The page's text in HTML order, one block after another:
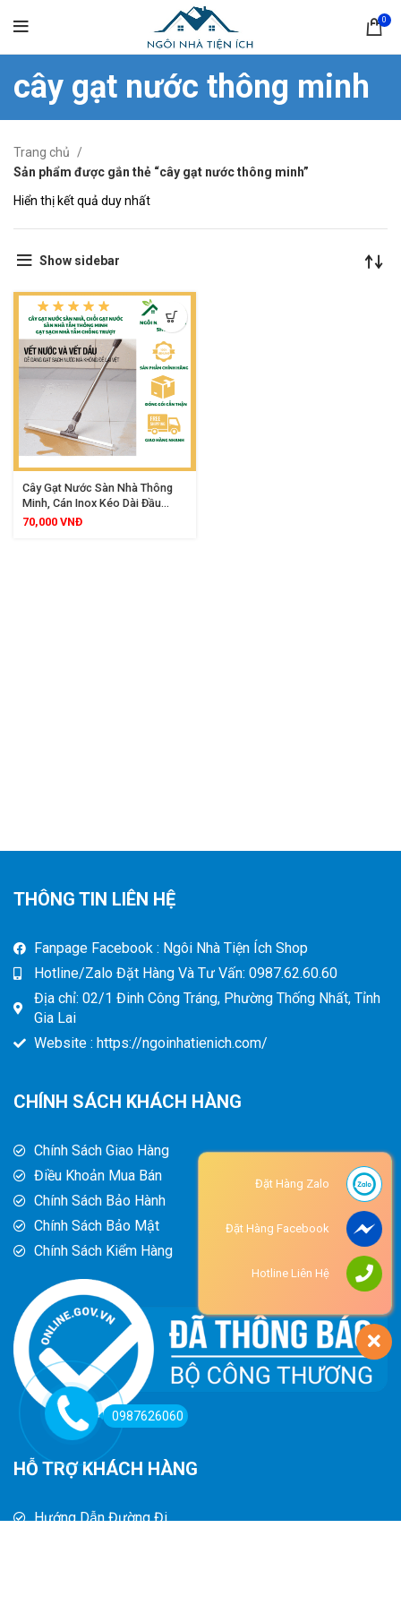
0
cây gạt nước thông minh
Trang chủ
Sản phẩm được gắn thẻ “cây gạt nước thông minh”
Hiển thị kết quả duy nhất
Show sidebar
Cây Gạt Nước Sàn Nhà Thông
Minh, Cán Inox Kéo Dài Đầu
Xoay 360 Độ, Chổi Gạt Nước
70,000 VNĐ
THÔNG TIN LIÊN HỆ
Fanpage Facebook : Ngôi Nhà Tiện Ích Shop
Hotline/Zalo Đặt Hàng Và Tư Vấn: 0987.62.60.60
Địa chỉ: 02/1 Đinh Công Tráng, Phường Thống Nhất, Tỉnh
Gia Lai
Website : https://ngoinhatienich.com/
CHÍNH SÁCH KHÁCH HÀNG
Chính Sách Giao Hàng
Điều Khoản Mua Bán
Chính Sách Bảo Hành
Chính Sách Bảo Mật
Chính Sách Kiểm Hàng
HỖ TRỢ KHÁCH HÀNG
Hướng Dẫn Đường Đi
0987626060
Đặt Hàng Zalo
Đặt Hàng Facebook
Hotline Liên Hệ